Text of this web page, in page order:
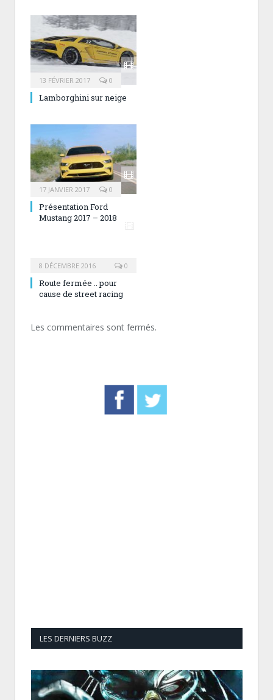
13 FÉVRIER 2017 0
Lamborghini sur neige
17 JANVIER 2017 0
Présentation Ford
Mustang 2017 – 2018
8 DÉCEMBRE 2016 0
Route fermée .. pour
cause de street racing
Les commentaires sont fermés.
LES DERNIERS BUZZ